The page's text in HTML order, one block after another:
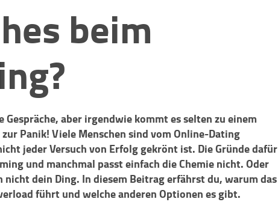
beim
aber irgendwie kommt es selten zu einem
Panik! Viele Menschen sind vom Online-Dating
jeder Versuch von Erfolg gekrönt ist. Die Gründe dafür
und manchmal passt einfach die Chemie nicht. Oder
dein Ding. In diesem Beitrag erfährst du, warum das
führt und welche anderen Optionen es gibt.